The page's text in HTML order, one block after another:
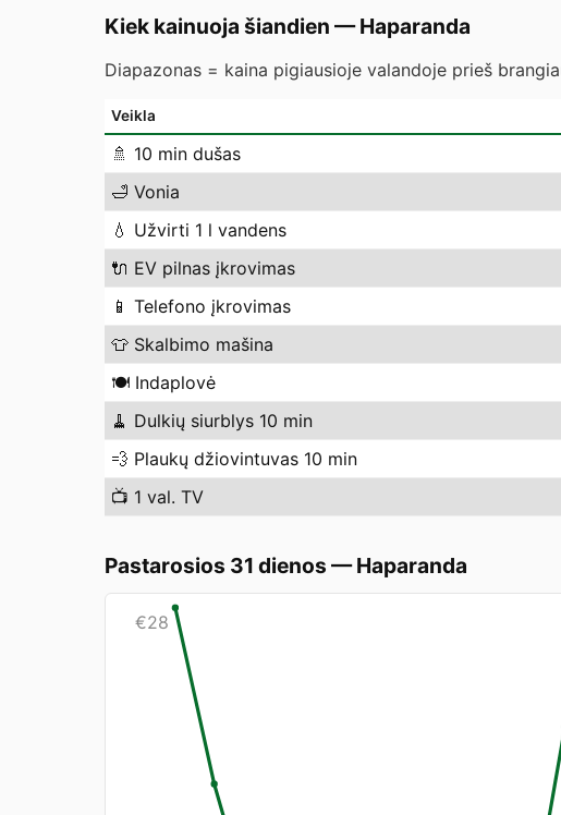
Kiek kainuoja šiandien —Haparanda
Diapazonas = kaina pigiausioje valandoje prieš
Veikla
🚿 10 min dušas
🛁 Vonia
💧 Užvirti 1 l vandens
🔌 EV pilnas įkrovimas
📱 Telefono įkrovimas
👕 Skalbimo mašina
🍽️ Indaplovė
🧹 Dulkių siurblys 10 min
💨 Plaukų džiovintuvas 10 min
📺 1 val. TV
Pastarosios 31 dienos —Haparanda
€28